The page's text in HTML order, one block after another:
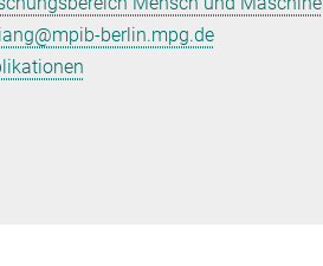
berlin.mpg.de